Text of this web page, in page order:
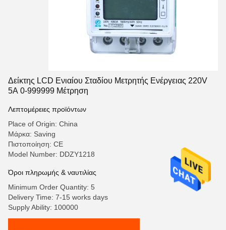
Δείκτης LCD Ενιαίου Σταδίου Μετρητής Ενέργειας 220V
5A 0-999999 Μέτρηση
Λεπτομέρειες προϊόντων
Place of Origin: China
Μάρκα: Saving
Πιστοποίηση: CE
Model Number: DDZY1218
Όροι πληρωμής & ναυτιλίας
Minimum Order Quantity: 5
Delivery Time: 7-15 works days
Supply Ability: 100000